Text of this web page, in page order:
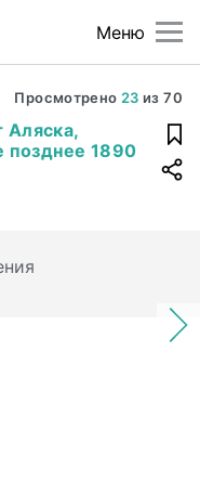
Меню
Просмотрено 23 из70
позднее 1890